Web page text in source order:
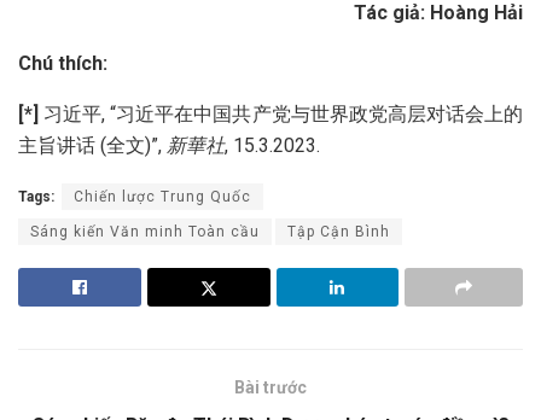
Tác giả: Hoàng Hải
Chú thích:
[*] 习近平, “习近平在中国共产党与世界政党高层对话会上的
主旨讲话 (全文)”, 新華社, 15.3.2023.
Tags: Chiến lược Trung Quốc
Sáng kiến Văn minh Toàn cầu Tập Cận Bình
Bài trước